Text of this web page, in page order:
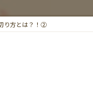
り方とは？！②